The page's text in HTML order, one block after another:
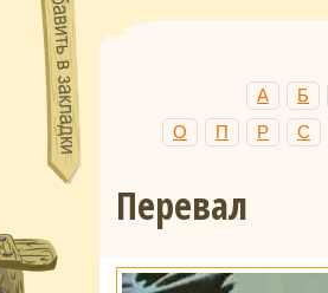
А
Б
О
П Р С
Перевал